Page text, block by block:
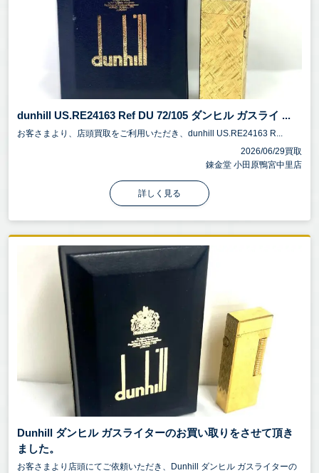
dunhill US.RE24163 Ref DU 72/105 ダンヒル ガスライ ...
お客さまより、店頭買取をご利用いただき、dunhill US.RE24163 R...
2026/06/29買取
錬金堂 小田原鴨宮中里店
詳しく見る
Dunhill ダンヒル ガスライターのお買い取りをさせて頂き
ました。
お客さまより店頭にてご依頼いただき、Dunhill ダンヒル ガスライターの